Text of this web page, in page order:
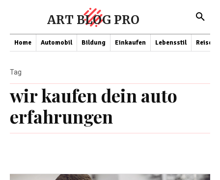
ART BLOG PRO
Home Automobil Bildung Einkaufen Lebensstil Reisen
wir kaufen dein auto
erfahrungen
Tag